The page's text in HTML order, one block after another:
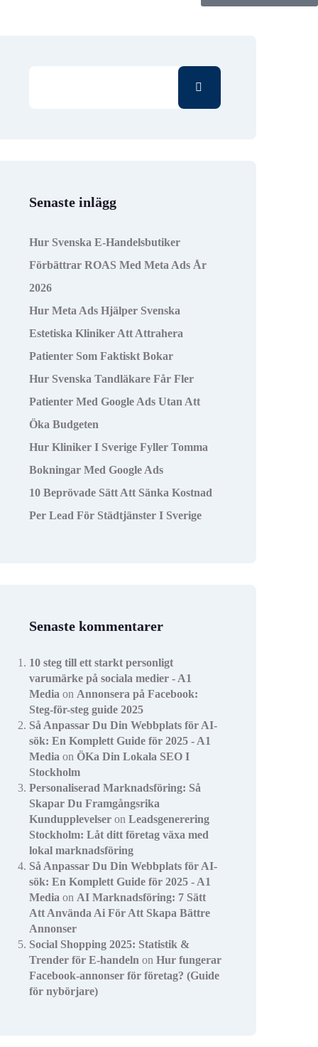
Senaste inlägg
Hur Svenska E-Handelsbutiker
Förbättrar ROAS Med Meta Ads År
2026
Hur Meta Ads Hjälper Svenska
Estetiska Kliniker Att Attrahera
Patienter Som Faktiskt Bokar
Hur Svenska Tandläkare Får Fler
Patienter Med Google Ads Utan Att
Öka Budgeten
Hur Kliniker I Sverige Fyller Tomma
Bokningar Med Google Ads
10 Beprövade Sätt Att Sänka Kostnad
Per Lead För Städtjänster I Sverige
Senaste kommentarer
10 steg till ett starkt personligt
varumärke på sociala medier - A1
Media on Annonsera på Facebook:
Steg-för-steg guide 2025
Så Anpassar Du Din Webbplats för AI-
sök: En Komplett Guide för 2025 - A1
Media on ÖKa Din Lokala SEO I
Stockholm
Personaliserad Marknadsföring: Så
Skapar Du Framgångsrika
Kundupplevelser on Leadsgenerering
Stockholm: Låt ditt företag växa med
lokal marknadsföring
Så Anpassar Du Din Webbplats för AI-
sök: En Komplett Guide för 2025 - A1
Media on AI Marknadsföring: 7 Sätt
Att Använda Ai För Att Skapa Bättre
Annonser
Social Shopping 2025: Statistik &
Trender för E-handeln on Hur fungerar
Facebook-annonser för företag? (Guide
för nybörjare)